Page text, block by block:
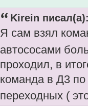
Kirein
Я сам взял
автососами
проходил, в
команда в Д3 по
переходных (